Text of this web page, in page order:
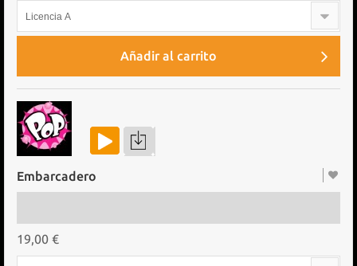
Licencia A
Añadir al carrito
Embarcadero
19,00 €